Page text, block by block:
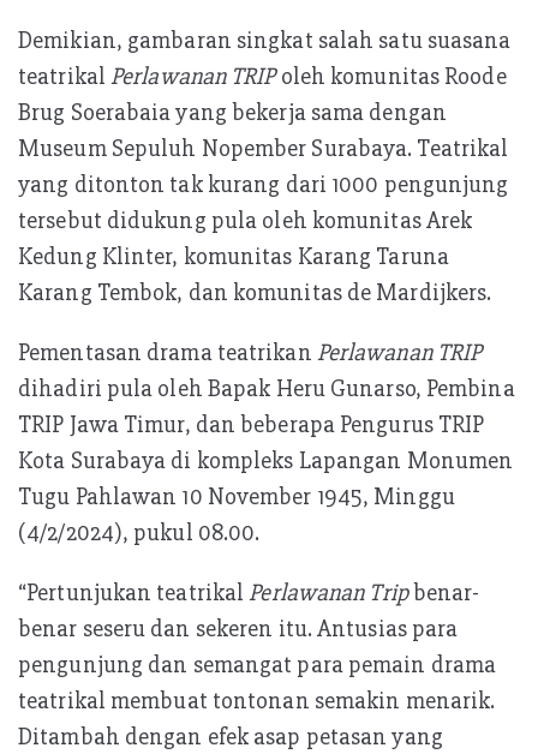
Demikian, gambaran singkat salah satu suasana
teatrikal Perlawanan TRIPoleh komunitas Roode
Brug Soerabaia yang bekerja sama dengan
Museum Sepuluh Nopember Surabaya. Teatrikal
yang ditonton tak kurang dari 1000 pengunjung
tersebut didukung pula oleh komunitas Arek
Kedung Klinter, komunitas Karang Taruna
Karang Tembok, dan komunitas de Mardijkers.
Pementasan drama teatrikan Perlawanan TRIP
dihadiri pula oleh Bapak Heru Gunarso, Pembina
TRIP Jawa Timur, dan beberapa Pengurus TRIP
Kota Surabaya di kompleks Lapangan Monumen
Tugu Pahlawan 10 November 1945, Minggu
(4/2/2024), pukul 08.00.
“Pertunjukan teatrikalPerlawanan Tripbenar-
benar seseru dan sekeren itu. Antusias para
pengunjung dan semangat para pemain drama
teatrikal membuat tontonan semakin menarik.
Ditambah dengan efek asap petasan yang